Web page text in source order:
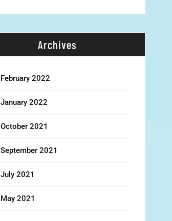
Archives
February 2022
January 2022
October 2021
September 2021
July 2021
May 2021